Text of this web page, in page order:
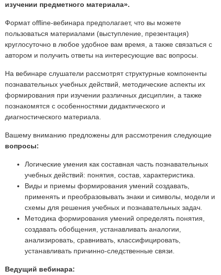
изучении предметного материала».
Формат offline-вебинара предполагает, что вы можете
пользоваться материалами (выступление, презентация)
круглосуточно в любое удобное вам время, а также связаться с
автором и получить ответы на интересующие вас вопросы.
На вебинаре слушатели рассмотрят структурные компоненты
познавательных учебных действий, методические аспекты их
формирования при изучении различных дисциплин, а также
познакомятся с особенностями дидактического и
диагностического материала.
Вашему вниманию предложены для рассмотрения следующие
вопросы:
Логические умения как составная часть познавательных
учебных действий: понятия, состав, характеристика.
Виды и приемы формирования умений создавать,
применять и преобразовывать знаки и символы, модели и
схемы для решения учебных и познавательных задач.
Методика формирования умений определять понятия,
создавать обобщения, устанавливать аналогии,
анализировать, сравнивать, классифицировать,
устанавливать причинно-следственные связи.
Ведущий вебинара: